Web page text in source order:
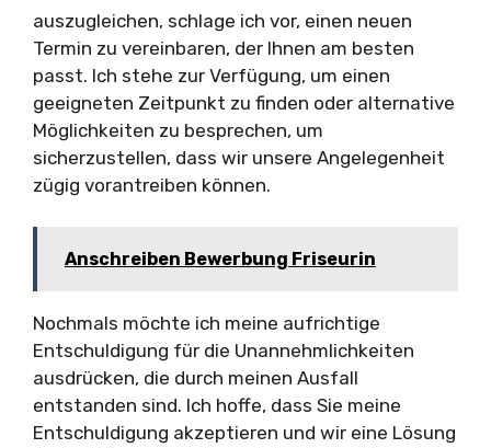
auszugleichen, schlage ich vor, einen neuen
Termin zu vereinbaren, der Ihnen am besten
passt. Ich stehe zur Verfügung, um einen
geeigneten Zeitpunkt zu finden oder alternative
Möglichkeiten zu besprechen, um
sicherzustellen, dass wir unsere Angelegenheit
zügig vorantreiben können.
Anschreiben Bewerbung Friseurin
Nochmals möchte ich meine aufrichtige
Entschuldigung für die Unannehmlichkeiten
ausdrücken, die durch meinen Ausfall
entstanden sind. Ich hoffe, dass Sie meine
Entschuldigung akzeptieren und wir eine Lösung